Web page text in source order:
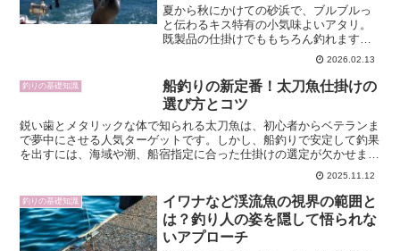
夏から秋にかけての砂浜で、ブルブルっ
と伝わるキス特有の小気味よいアタリ。
既製品の仕掛けでももちろん釣れます
が、自分で仕掛けを作れるようになると
飛距離・絡みにくさ・手返しの速さが一
段とアップし、釣果に大きな差が出ま
す。この記事では、キス釣りの...
2026.02.13
釣りの基礎知識
船釣りの新定番！太刀魚仕掛けの
選び方とコツ
鋭い歯とメタリックな体で知られる太刀魚は、初心者からベテランま
で夢中にさせる人気ターゲットです。しかし、船釣りで安定して釣果
を出すには、海域や潮、船宿指定に合った仕掛けの選定が欠かせませ
ん。本記事では、テンヤとジギングの両軸で仕掛けを徹底比...2025.11.12
釣りの基礎知識
イワナなど渓流魚の視界の範囲と
は？釣り人の姿を隠して悟られな
いアプローチ